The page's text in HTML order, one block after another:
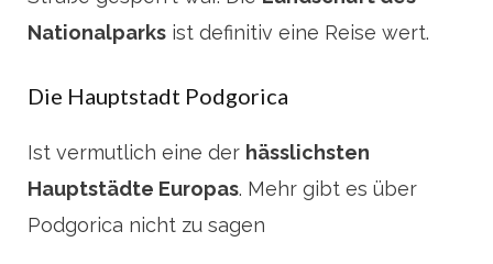
Nationalparks ist definitiv eine Reise wert.
Die Hauptstadt Podgorica
Ist vermutlich eine der hässlichsten
Hauptstädte Europas. Mehr gibt es über
Podgorica nicht zu sagen